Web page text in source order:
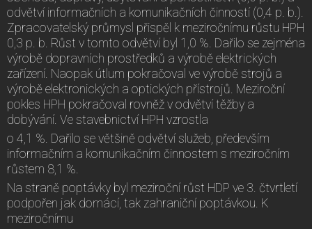
odvětví informačních a komunikačních činností (0,4 p. b.).
Zpracovatelský průmysl přispěl k meziročnímu růstu HPH
0,3 p. b. Růst v tomto odvětví byl 1,0 %. Dařilo se zejména
výrobě dopravních prostředků a výrobě elektrických
zařízení. Naopak útlum pokračoval ve výrobě strojů a
výrobě elektronických a optických přístrojů. Meziroční
pokles HPH pokračoval rovněž v odvětví těžby a
dobývání. Ve stavebnictví HPH vzrostla
o 4,1 %. Dařilo se většině odvětví služeb, především
informačním a komunikačním činnostem s meziročním
růstem 8,1 %.
Na straně poptávky byl meziroční růst HDP ve 3. čtvrtletí
podpořen jak domácí, tak zahraniční poptávkou. K
meziročnímu